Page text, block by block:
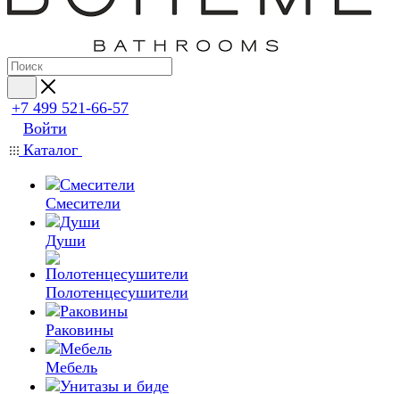
+7 499 521-66-57
Войти
Каталог
Смесители
Души
Полотенцесушители
Раковины
Мебель